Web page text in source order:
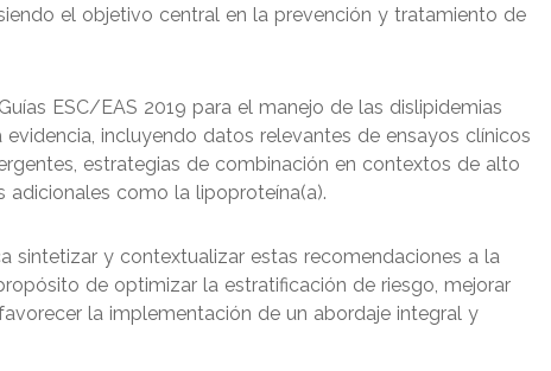
el objetivo central en la prevención y tratamiento de
ESC/EAS 2019 para el manejo de las dislipidemias
incluyendo datos relevantes de ensayos clínicos
estrategias de combinación en contextos de alto
como la lipoproteína(a).
sintetizar y contextualizar estas recomendaciones a la
de optimizar la estratificación de riesgo, mejorar
la implementación de un abordaje integral y